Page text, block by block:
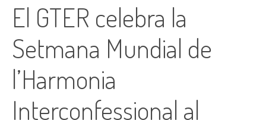
El GTER celebra la
Setmana Mundial de
l’Harmonia
Interconfessional al